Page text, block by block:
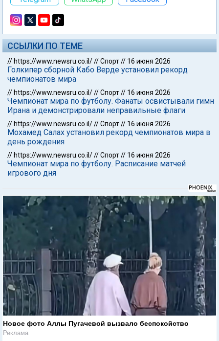
ССЫЛКИ ПО ТЕМЕ
// https://www.newsru.co.il///Спорт// 16 июня 2026
Голкипер сборной Кабо Верде установил рекорд
чемпионатов мира
// https://www.newsru.co.il///Спорт// 16 июня 2026
Чемпионат мира по футболу. Фанаты освистывали гимн
Ирана и демонстрировали неправильные флаги
// https://www.newsru.co.il///Спорт// 16 июня 2026
Мохамед Салах установил рекорд чемпионатов мира в
день рождения
// https://www.newsru.co.il///Спорт// 16 июня 2026
Чемпионат мира по футболу. Расписание матчей
игрового дня
Новое фото Аллы Пугачевой вызвало беспокойство
Реклама